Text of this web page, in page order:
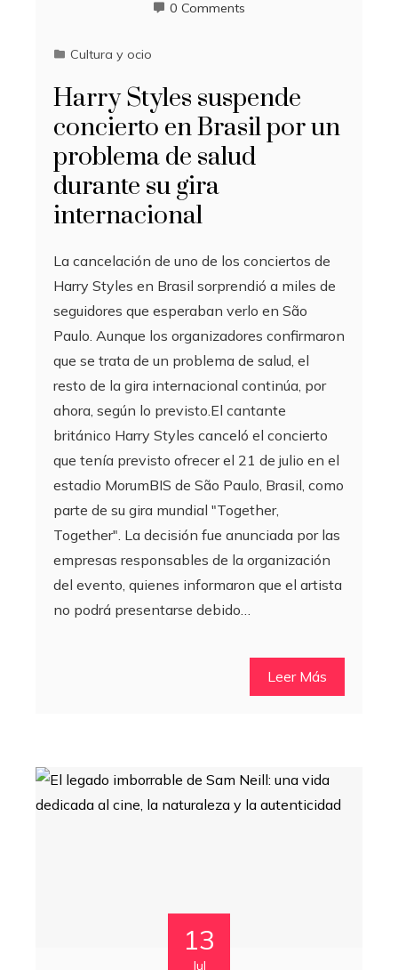
0 Comments
Cultura y ocio
Harry Styles suspende
concierto en Brasil por un
problema de salud
durante su gira
internacional
La cancelación de uno de los conciertos de
Harry Styles en Brasil sorprendió a miles de
seguidores que esperaban verlo en São
Paulo. Aunque los organizadores confirmaron
que se trata de un problema de salud, el
resto de la gira internacional continúa, por
ahora, según lo previsto.El cantante
británico Harry Styles canceló el concierto
que tenía previsto ofrecer el 21 de julio en el
estadio MorumBIS de São Paulo, Brasil, como
parte de su gira mundial "Together,
Together". La decisión fue anunciada por las
empresas responsables de la organización
del evento, quienes informaron que el artista
no podrá presentarse debido…
Leer Más
13
Jul